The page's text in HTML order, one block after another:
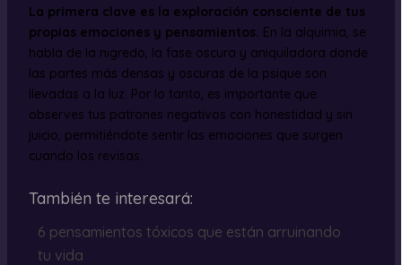
La primera clave es la exploración consciente de tus
propias emociones y pensamientos. En la alquimia, se
habla de la nigredo, la fase oscura y aniquiladora donde
las partes más densas y oscuras de la psique son
llevadas a la luz. Por lo tanto, es importante que
observes tus patrones negativos con honestidad y sin
juicio, permitiéndote sentir las emociones que surgen
cuando los revisas.
También te interesará:
6 pensamientos tóxicos que están arruinando
tu vida